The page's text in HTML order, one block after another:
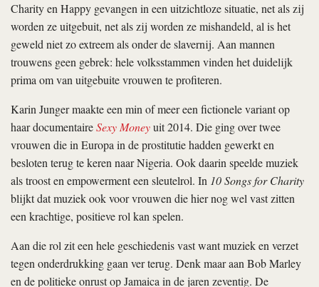
Charity en Happy gevangen in een uitzichtloze situatie, net als zij
worden ze uitgebuit, net als zij worden ze mishandeld, al is het
geweld niet zo extreem als onder de slavernij. Aan mannen
trouwens geen gebrek: hele volksstammen vinden het duidelijk
prima om van uitgebuite vrouwen te profiteren.
Karin Junger maakte een min of meer een fictionele variant op
haar documentaireSexy Moneyuit 2014. Die ging over twee
vrouwen die in Europa in de prostitutie hadden gewerkt en
besloten terug te keren naar Nigeria. Ook daarin speelde muziek
als troost en empowerment een sleutelrol. In 10 Songs for Charity
blijkt dat muziek ook voor vrouwen die hier nog wel vast zitten
een krachtige, positieve rol kan spelen.
Aan die rol zit een hele geschiedenis vast want muziek en verzet
tegen onderdrukking gaan ver terug. Denk maar aan Bob Marley
en de politieke onrust op Jamaica in de jaren zeventig. De